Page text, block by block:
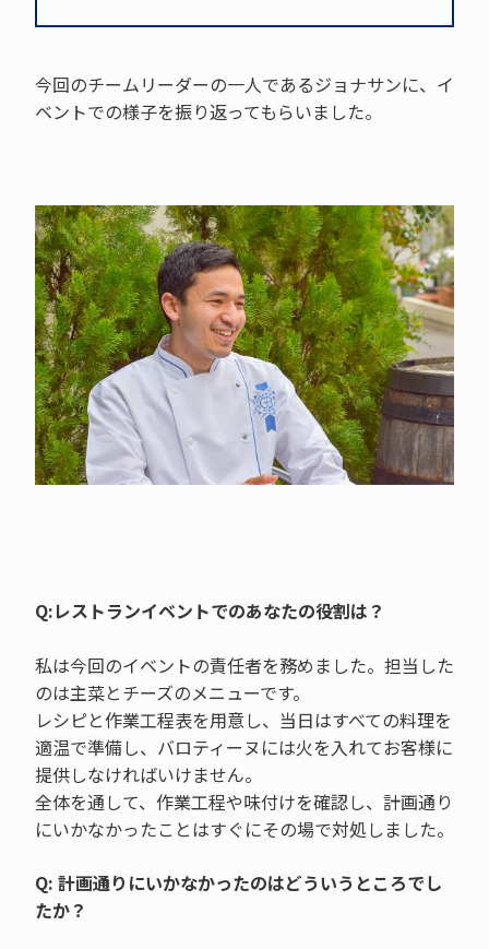
今回のチームリーダーの一人であるジョナサンに、イ
ベントでの様子を振り返ってもらいました。
Q:レストランイベントでのあなたの役割は？
私は今回のイベントの責任者を務めました。担当した
のは主菜とチーズのメニューです。
レシピと作業工程表を用意し、当日はすべての料理を
適温で準備し、バロティーヌには火を入れてお客様に
提供しなければいけません。
全体を通して、作業工程や味付けを確認し、計画通り
にいかなかったことはすぐにその場で対処しました。
Q: 計画通りにいかなかったのはどういうところでし
たか？